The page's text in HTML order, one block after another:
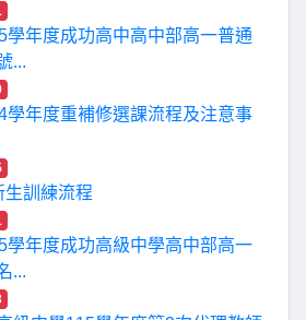
學年度成功高中高中部高一普通
...
學年度重補修選課流程及注意事
生訓練流程
學年度成功高級中學高中部高一
...